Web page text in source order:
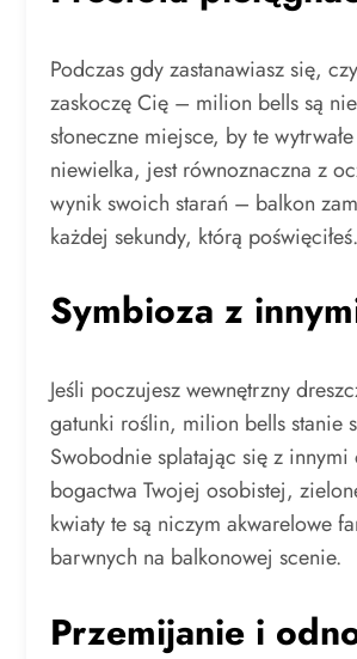
Podczas gdy zastanawiasz się,
zaskoczę Cię – milion bells są
słoneczne miejsce, by te
niewielka, jest równoznaczna z
wynik swoich starań – balkon
każdej sekundy, którą poświęciłeś.
Symbioza z
Jeśli poczujesz wewnętrzny
gatunki roślin, milion bells stanie
Swobodnie splatając się z
bogactwa Twojej osobistej,
kwiaty te są niczym akwarelowe
barwnych na balkonowej scenie.
Przemijanie i